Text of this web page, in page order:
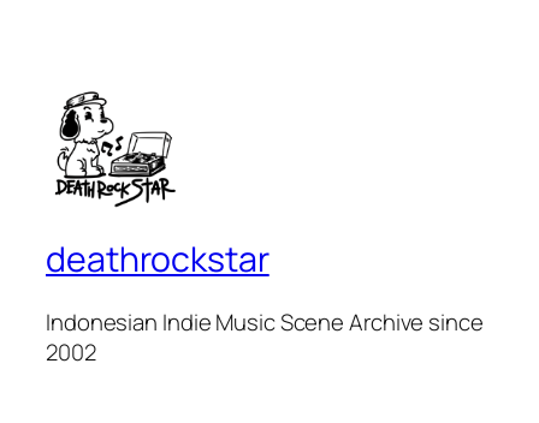
deathrockstar
Indonesian Indie Music Scene Archive since
2002